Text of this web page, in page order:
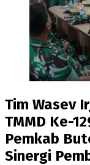
Tim Wasev
TMMD Ke-
Pemkab
Sinergi